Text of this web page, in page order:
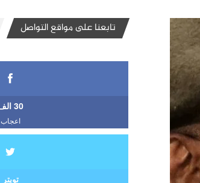
تابعنا على مواقع التواصل
30 الف
اعجاب
تويتر